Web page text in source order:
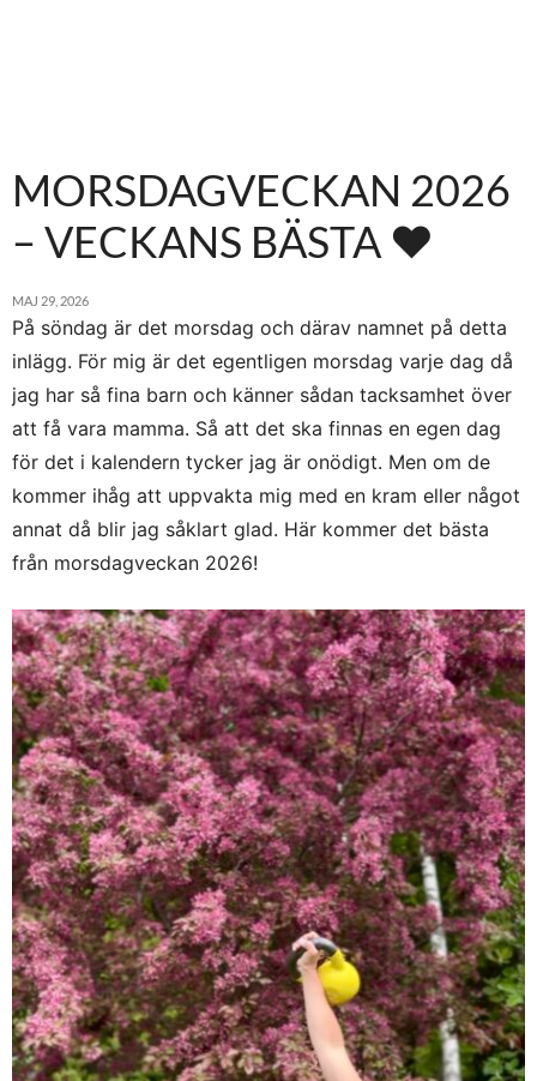
MORSDAGVECKAN 2026
– VECKANS BÄSTA ♥
MAJ 29, 2026
På söndag är det morsdag och därav namnet på detta
inlägg. För mig är det egentligen morsdag varje dag då
jag har så fina barn och känner sådan tacksamhet över
att få vara mamma. Så att det ska finnas en egen dag
för det i kalendern tycker jag är onödigt. Men om de
kommer ihåg att uppvakta mig med en kram eller något
annat då blir jag såklart glad. Här kommer det bästa
från morsdagveckan 2026!